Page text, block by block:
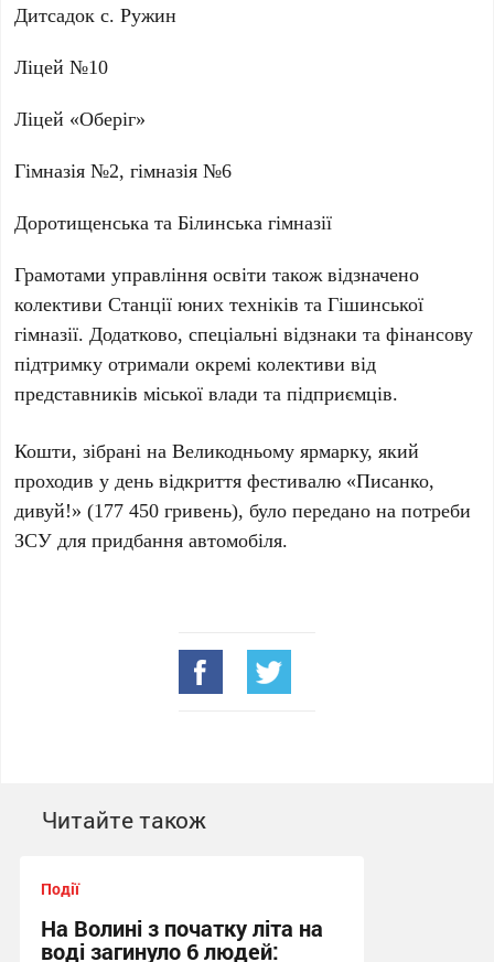
Дитсадок с. Ружин
Ліцей №10
Ліцей «Оберіг»
Гімназія №2, гімназія №6
Доротищенська та Білинська гімназії
Грамотами управління освіти також відзначено
колективи Станції юних техніків та Гішинської
гімназії. Додатково, спеціальні відзнаки та фінансову
підтримку отримали окремі колективи від
представників міської влади та підприємців.
Кошти, зібрані на Великодньому ярмарку, який
проходив у день відкриття фестивалю «Писанко,
дивуй!» (177 450 гривень), було передано на потреби
ЗСУ для придбання автомобіля.
Читайте також
Події
На Волині з початку літа на
воді загинуло 6 людей: